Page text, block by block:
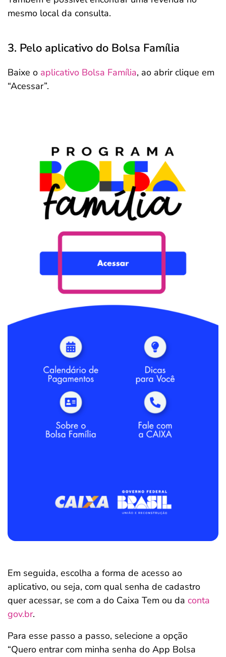
mesmo local da consulta.
3. Pelo aplicativo do Bolsa Família
Baixe o aplicativo Bolsa Família, ao abrir clique em
“Acessar”.
Em seguida, escolha a forma de acesso ao
aplicativo, ou seja, com qual senha de cadastro
quer acessar, se com a do Caixa Tem ou da conta
gov.br.
Para esse passo a passo, selecione a opção
“Quero entrar com minha senha do App Bolsa